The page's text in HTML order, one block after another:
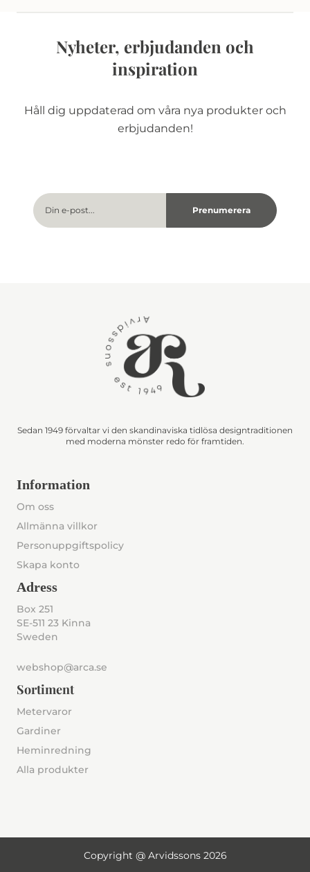
Nyheter, erbjudanden och
inspiration
Håll dig uppdaterad om våra nya produkter och
erbjudanden!
Sedan 1949 förvaltar vi den skandinaviska tidlösa designtraditionen
med moderna mönster redo för framtiden.
Information
Om oss
Allmänna villkor
Personuppgiftspolicy
Skapa konto
Adress
Box 251
SE-511 23 Kinna
Sweden
webshop@arca.se
Sortiment
Metervaror
Gardiner
Heminredning
Alla produkter
Copyright @ Arvidssons 2026